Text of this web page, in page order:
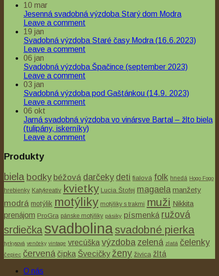
Quick View
Kytice s pierkami pre ženícha
Jesenná kytica hnedá
10 mar
Jesenná svadobná výzdoba Starý dom Modra
Leave a comment
19 jan
Svadobná výzdoba Staré časy Modra (16.6.2023)
Leave a comment
06 jan
Svadobná výzdoba Špačince (september 2023)
Leave a comment
03 jan
Svadobná výzdoba pod Gaštánkou (14.9. 2023)
Leave a comment
06 okt
Jarná svadobná výzdoba vo vinársve Bartal – žlto biela
(tulipány, iskerníky)
Leave a comment
Produkty
biela bodky béžová darčeky deti fialová folk hnedá Hogo Fogo
hrebienky Katykreativ kvietky Lucia Štofej magaela manžety
modrá motýlik motýliky motýliky s trakmi muži Nikkita
prenájom ProGra pánske motýliky pásiky písmenká ružová
srdiečkasvadbolinasvadobné pierka
tyrkysová venčeky vintage vrecúška výzdoba zelená zlatá čelenky
čepiec červená čipka Švecičky ženy živica žltá
O nás